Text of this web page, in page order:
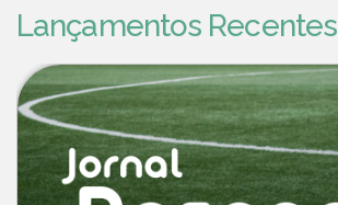
Lançamentos Recentes